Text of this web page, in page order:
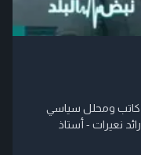
كاتب ومحلل سياسي
نعيرات - أستاذ